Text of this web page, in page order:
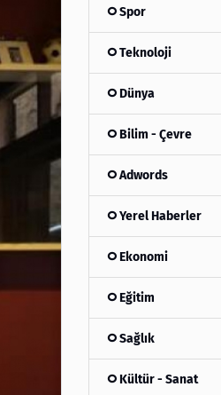
Spor
Teknoloji
Dünya
Bilim - Çevre
Adwords
Yerel Haberler
Ekonomi
Eğitim
Sağlık
Kültür - Sanat